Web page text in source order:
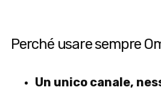
Perché usare sempre
Un unico canale,